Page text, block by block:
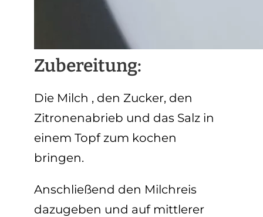
Zubereitung:
Die Milch , den Zucker, den
Zitronenabrieb und das Salz in
einem Topf zum kochen
bringen.
Anschließend den Milchreis
dazugeben und auf mittlerer